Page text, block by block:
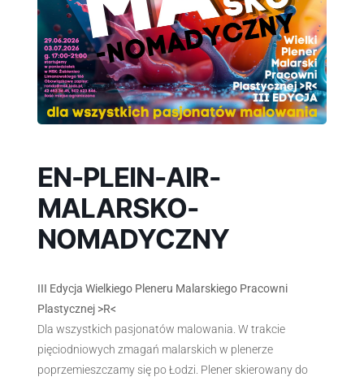
EN-PLEIN-AIR-
MALARSKO-
NOMADYCZNY
III Edycja Wielkiego Pleneru Malarskiego Pracowni
Plastycznej >R<
Dla wszystkich pasjonatów malowania. W trakcie
pięciodniowych zmagań malarskich w plenerze
poprzemieszczamy się po Łodzi. Plener skierowany do